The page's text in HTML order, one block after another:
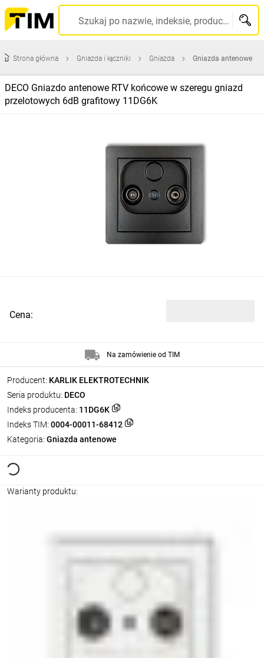
Szukaj po nazwie, indeksie, producencie, kodzie kreskowym...
Strona główna Gniazda i łączniki Gniazda Gniazda antenowe
DECO Gniazdo antenowe RTV końcowe w szeregu gniazd
przelotowych 6dB grafitowy 11DG6K
Producent: KARLIK ELEKTROTECHNIK
Seria produktu: DECO
Indeks producenta: 11DG6K
Indeks TIM: 0004-00011-68412
Kategoria: Gniazda antenowe
Warianty produktu:
Cena:
Na zamówienie od TIM